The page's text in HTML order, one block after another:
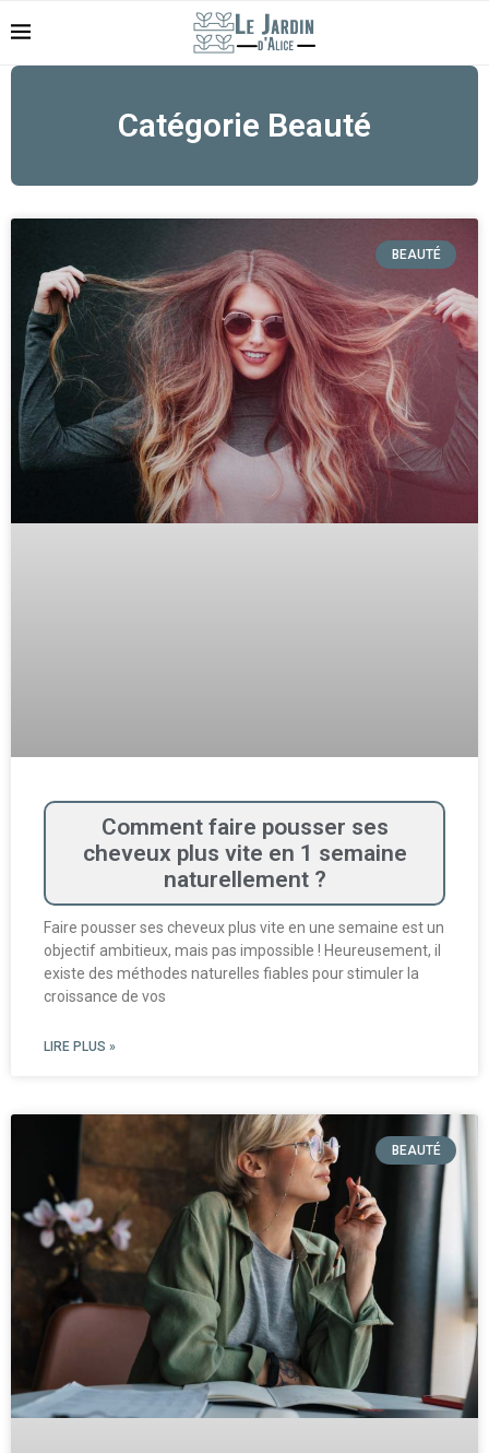
Catégorie Beauté
BEAUTÉ
Comment faire pousser ses
cheveux plus vite en 1 semaine
naturellement ?
Faire pousser ses cheveux plus vite en une semaine est un
objectif ambitieux, mais pas impossible ! Heureusement, il
existe des méthodes naturelles fiables pour stimuler la
croissance de vos
LIRE PLUS »
BEAUTÉ